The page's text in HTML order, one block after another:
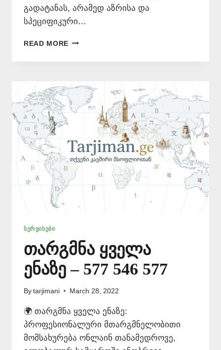
გადატანას, არამედ აზრისა და
სპეციფიკური…
READ MORE ᲩᲘᲜᲣᲠᲘ
ᲗᲐᲠᲯᲘᲛᲐᲜᲘ
577
ᲡᲔᲠᲕᲘᲡᲔᲑᲘ
თარგმნა ყველა
ენაზე – 577 546 577
By tarjimani March 28, 2022
🌍 თარგმნა ყველა ენაზე:
პროფესიონალური მთარგმნელობითი
მომსახურება ონლაინ თანამედროვე,